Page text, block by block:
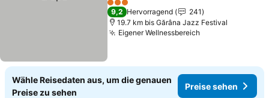
3 Sterne
9,2 Hervorragend
241
19.7 km bis Gărâna Jazz Festival
Eigener Wellnessbereich
Wähle Reisedaten aus, um die genauen
Preise zu sehen
Preise sehen